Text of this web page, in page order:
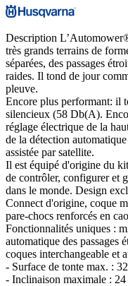
Description
très grands terrains de
séparées, des passages
raides. Il tond de jour
pleuve.
Encore plus performant: il
silencieux (58 Db(A).
réglage électrique de la
de la détection
assistée par satellite.
Il est équipé d'origine du
de contrôler, configurer et
dans le monde. Design
Connect d'origine, coque
pare-chocs renforcés en
Fonctionnalités uniques :
automatique des passages
coques interchangeable et
- Surface de tonte max. :
- Inclinaison maximale :